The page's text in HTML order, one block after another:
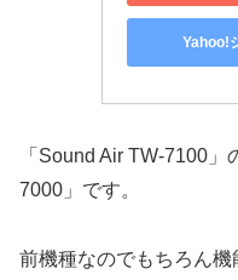
Yahoo!
「Sound Air TW-7100
7000」です。
前機種なのでもちろん